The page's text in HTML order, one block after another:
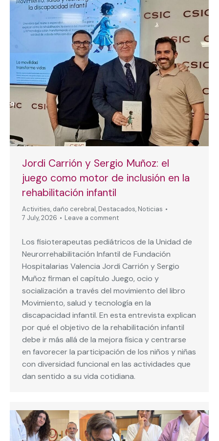
Jordi Carrión y Sergio Muñoz: el
juego como motor de inclusión en la
rehabilitación infantil
Activities, daño cerebral, Destacados, Noticias
7 July, 2026
Leave a comment
Los fisioterapeutas pediátricos de la Unidad de
Neurorrehabilitación Infantil de Fundación
Hospitalarias Valencia Jordi Carrión y Sergio
Muñoz firman el capítulo Juego, ocio y
socialización a través del movimiento del libro
Movimiento, salud y tecnología en la
discapacidad infantil. En esta entrevista explican
por qué el objetivo de la rehabilitación infantil
debe ir más allá de la mejora física y centrarse
en favorecer la participación de los niños y niñas
con diversidad funcional en las actividades que
dan sentido a su vida cotidiana.